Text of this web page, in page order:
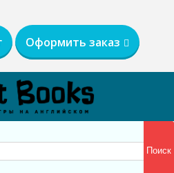
Оформить заказ
Поиск